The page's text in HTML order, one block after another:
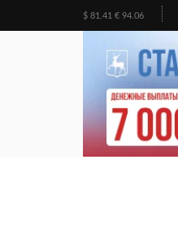
$ 81.41 € 94.06